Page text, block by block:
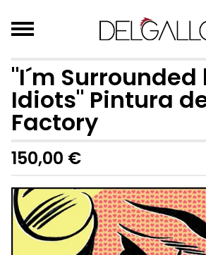
"I´m Surrounded
Idiots" Pintura
Factory
150,00 €